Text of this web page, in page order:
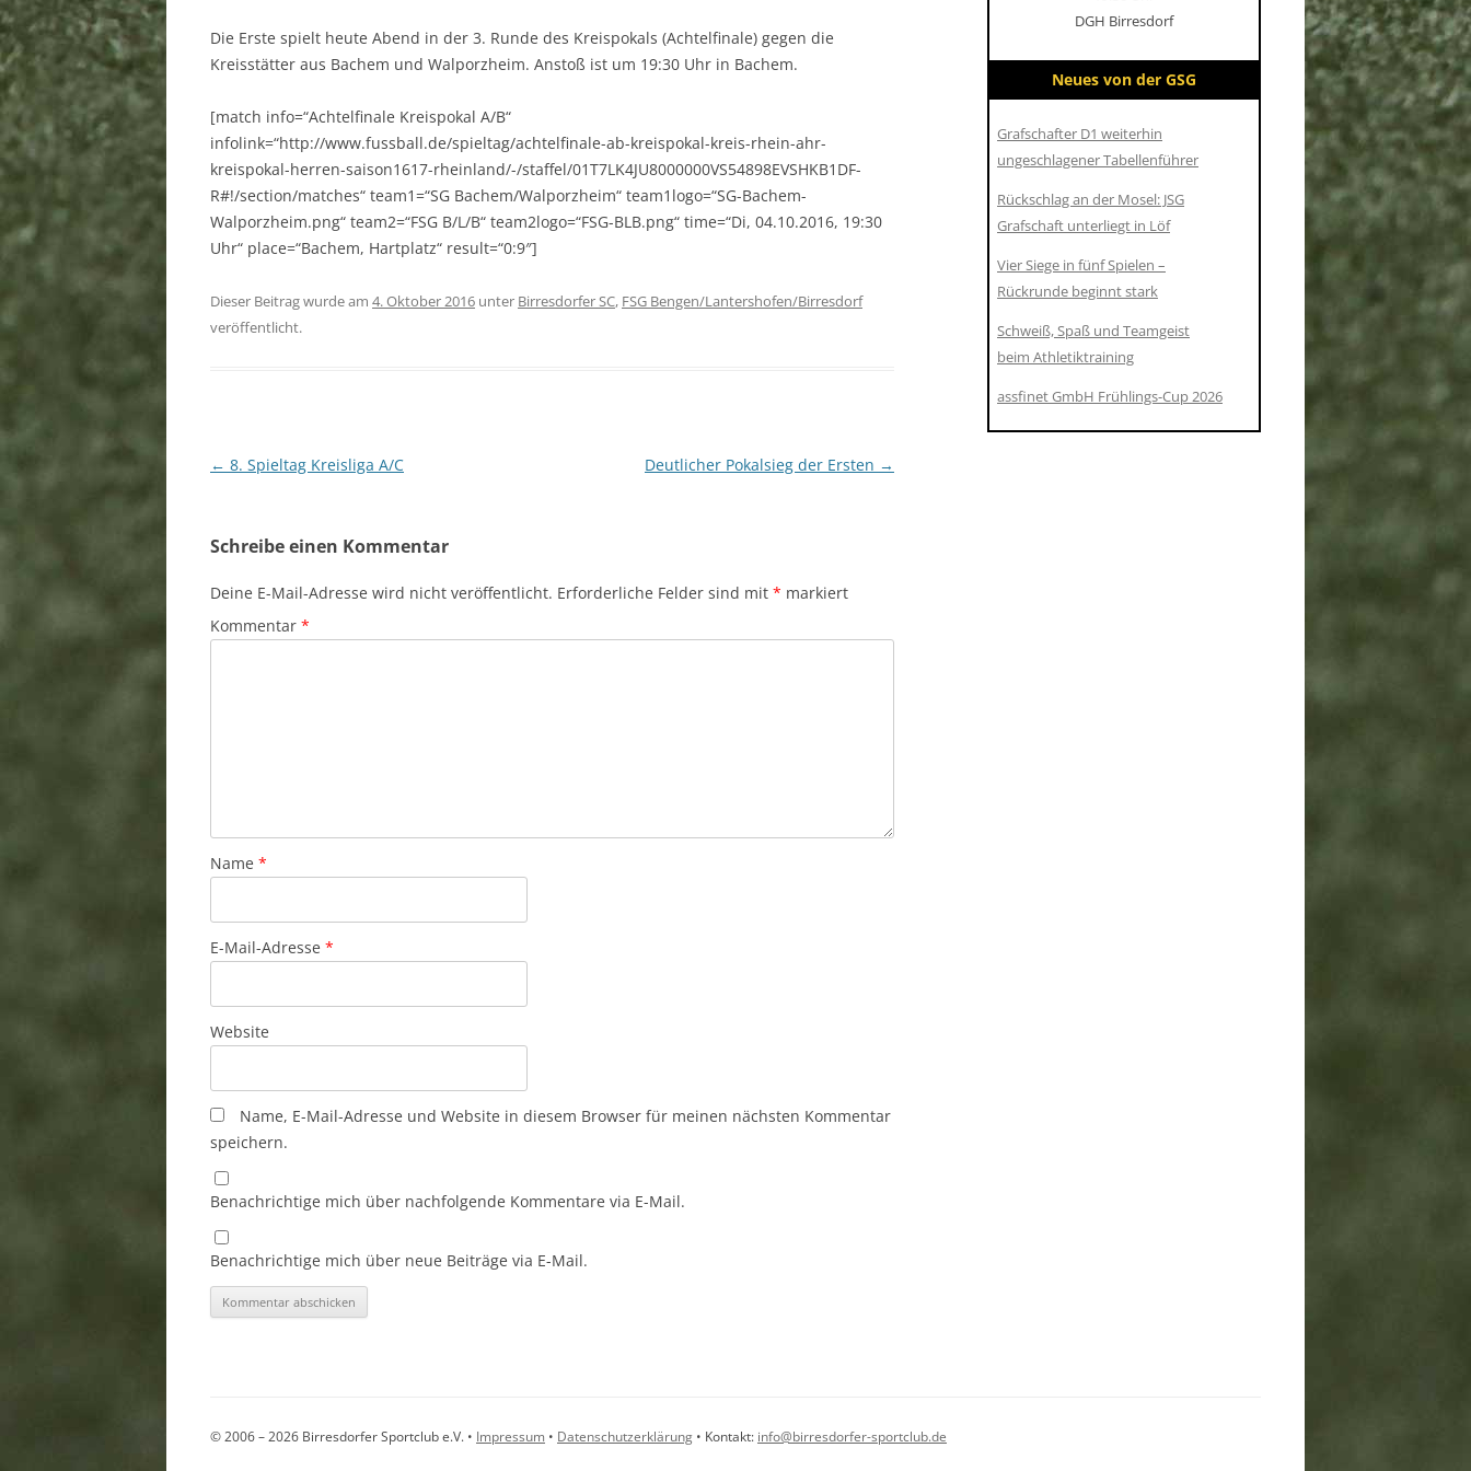
SPORTPLATZ BENGEN
SPORTPLATZ VETTELHOVEN
SPORTHALLE RINGEN
MITGLIEDSCHAFT
DOWNLOAD
SPONSOREN
BANKVERBINDUNG
PILATES
SENIORENSPORT
KINDERTURNEN
Die Erste spielt heute Abend in der 3. Runde des Kreispokals (Achtelfinale) gegen die
Kreisstätter aus Bachem und Walporzheim. Anstoß ist um 19:30 Uhr in Bachem.
[match info=“Achtelfinale Kreispokal A/B“
infolink=“http://www.fussball.de/spieltag/achtelfinale-ab-kreispokal-kreis-rhein-ahr-
kreispokal-herren-saison1617-rheinland/-/staffel/01T7LK4JU8000000VS54898EVSHKB1DF-
R#!/section/matches“ team1=“SG Bachem/Walporzheim“ team1logo=“SG-Bachem-
Walporzheim.png“ team2=“FSG B/L/B“ team2logo=“FSG-BLB.png“ time=“Di, 04.10.2016, 19:30
Uhr“ place=“Bachem, Hartplatz“ result=“0:9″]
Dieser Beitrag wurde am 4. Oktober 2016 unter Birresdorfer SC, FSG Bengen/Lantershofen/Birresdorf
veröffentlicht.
Beitragsnavigation
← 8. Spieltag Kreisliga A/C Deutlicher Pokalsieg der Ersten →
Schreibe einen Kommentar
Deine E-Mail-Adresse wird nicht veröffentlicht. Erforderliche Felder sind mit * markiert
Kommentar *
Name *
E-Mail-Adresse *
Website
Name, E-Mail-Adresse und Website in diesem Browser für meinen nächsten Kommentar
speichern.
Benachrichtige mich über nachfolgende Kommentare via E-Mail.
Benachrichtige mich über neue Beiträge via E-Mail.
DGH Birresdorf
Neues von der GSG
Grafschafter D1 weiterhin
ungeschlagener Tabellenführer
Rückschlag an der Mosel: JSG
Grafschaft unterliegt in Löf
Vier Siege in fünf Spielen –
Rückrunde beginnt stark
Schweiß, Spaß und Teamgeist
beim Athletiktraining
assfinet GmbH Frühlings-Cup 2026
© 2006 – 2026 Birresdorfer Sportclub e.V. • Impressum • Datenschutzerklärung • Kontakt: info@birresdorfer-sportclub.de